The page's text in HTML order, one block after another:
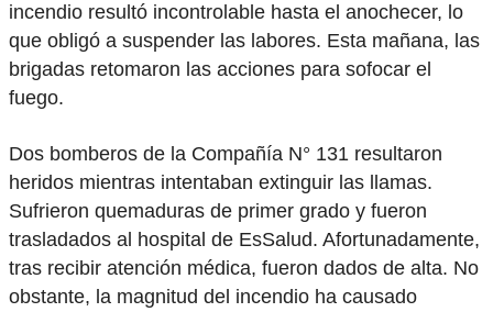
incendio resultó incontrolable hasta el anochecer, lo
que obligó a suspender las labores. Esta mañana, las
brigadas retomaron las acciones para sofocar el
fuego.
Dos bomberos de la Compañía N° 131 resultaron
heridos mientras intentaban extinguir las llamas.
Sufrieron quemaduras de primer grado y fueron
trasladados al hospital de EsSalud. Afortunadamente,
tras recibir atención médica, fueron dados de alta. No
obstante, la magnitud del incendio ha causado